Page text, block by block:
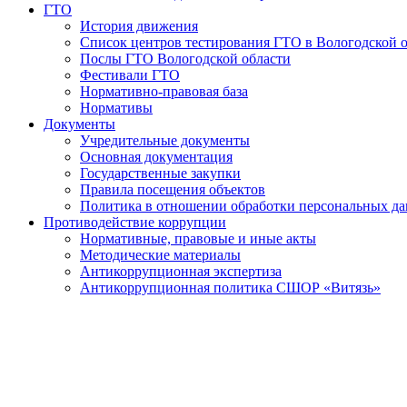
ГТО
История движения
Список центров тестирования ГТО в Вологодской
Послы ГТО Вологодской области
Фестивали ГТО
Нормативно-правовая база
Нормативы
Документы
Учредительные документы
Основная документация
Государственные закупки
Правила посещения объектов
Политика в отношении обработки персональных
Противодействие коррупции
Нормативные, правовые и иные акты
Методические материалы
Антикоррупционная экспертиза
Антикоррупционная политика СШОР «Витязь»